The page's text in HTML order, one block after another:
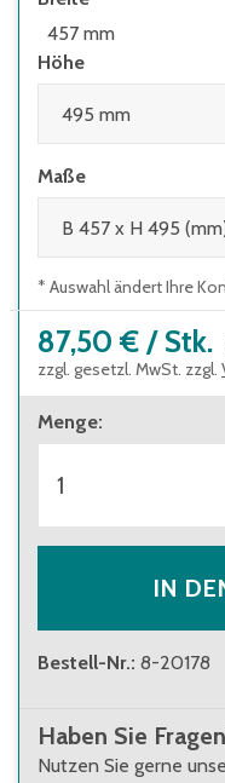
457 mm
Höhe
Maße
* Auswahl ändert Ihre
87,50 € / Stk.
zzgl. gesetzl. MwSt. zzgl.
Menge:
IN
Bestell-Nr.: 8-20178
Haben Sie
Nutzen Sie gerne